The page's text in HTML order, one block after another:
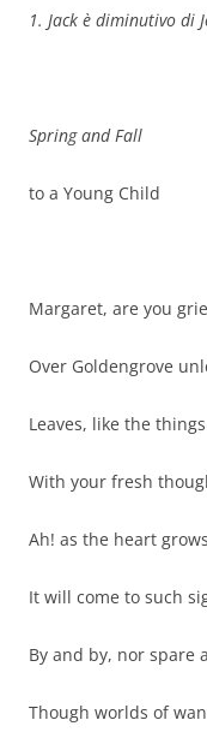
1. Jack è diminutivo di
Spring and Fall
to a Young Child
Margaret, are you
Over Goldengrove
Leaves, like the
With your fresh
Ah! as the heart
It will come to such
By and by, nor spare
Though worlds of